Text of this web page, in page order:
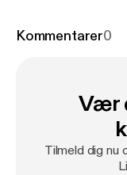
involvement,
Kommentarer0
Vær
Tilmeld dig nu